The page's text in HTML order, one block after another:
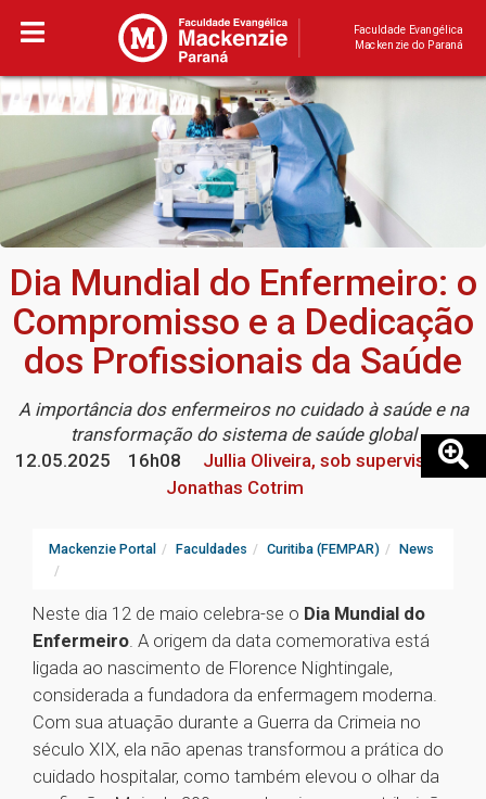
Faculdade Evangélica
Mackenzie do Paraná
Dia Mundial do Enfermeiro: o
Compromisso e a Dedicação
dos Profissionais da Saúde
A importância dos enfermeiros no cuidado à saúde e na
transformação do sistema de saúde global
12.05.2025
16h08
Jullia Oliveira, sob supervisão de
Jonathas Cotrim
Mackenzie Portal Faculdades Curitiba (FEMPAR) News
Neste dia 12 de maio celebra-se o Dia Mundial do
Enfermeiro. A origem da data comemorativa está
ligada ao nascimento de Florence Nightingale,
considerada a fundadora da enfermagem moderna.
Com sua atuação durante a Guerra da Crimeia no
século XIX, ela não apenas transformou a prática do
cuidado hospitalar, como também elevou o olhar da